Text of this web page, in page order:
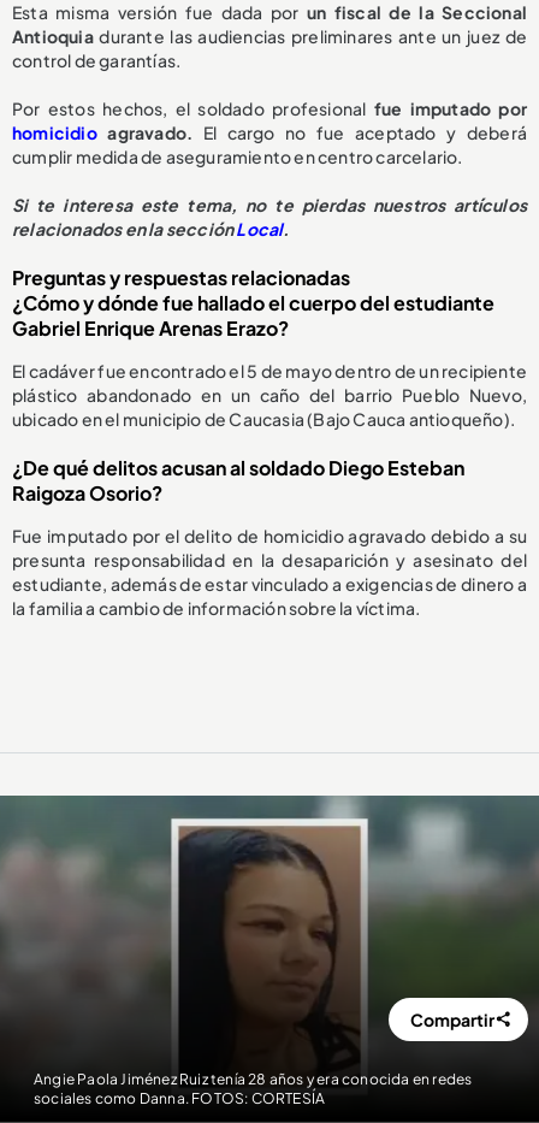
Esta misma versión fue dada por un fiscal de la Seccional
Antioquiadurante las audiencias preliminares ante un juez de
control de garantías.
Por estos hechos, el soldado profesional fue imputado por
homicidioagravado. El cargo no fue aceptado y deberá
cumplir medida de aseguramiento en centro carcelario.
Si te interesa este tema, no te pierdas nuestros artículos
relacionados en la secciónLocal.
Preguntas y respuestas relacionadas
¿Cómo y dónde fue hallado el cuerpo del estudiante
Gabriel Enrique Arenas Erazo?
El cadáver fue encontrado el 5 de mayo dentro de un recipiente
plástico abandonado en un caño del barrio Pueblo Nuevo,
ubicado en el municipio de Caucasia (Bajo Cauca antioqueño).
¿De qué delitos acusan al soldado Diego Esteban
Raigoza Osorio?
Fue imputado por el delito de homicidio agravado debido a su
presunta responsabilidad en la desaparición y asesinato del
estudiante, además de estar vinculado a exigencias de dinero a
la familia a cambio de información sobre la víctima.
Angie Paola Jiménez Ruiz tenía 28 años y era conocida en redes
sociales como Danna. FOTOS: CORTESÍA
Compartir